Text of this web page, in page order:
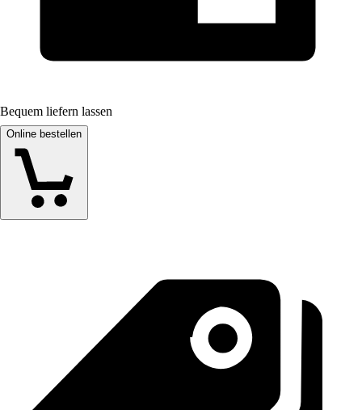
Bequem liefern lassen
Online bestellen